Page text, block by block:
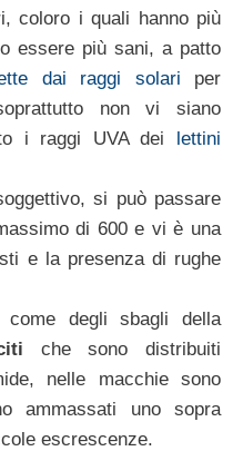
coloro i quali hanno più
essere più sani, a patto
dai raggi solari per
non vi siano
i raggi UVA dei lettini
si può passare
di 600 e vi è una
e la presenza di rughe
come degli sbagli della
che sono distribuiti
nelle macchie sono
ammassati uno sopra
escrescenze.